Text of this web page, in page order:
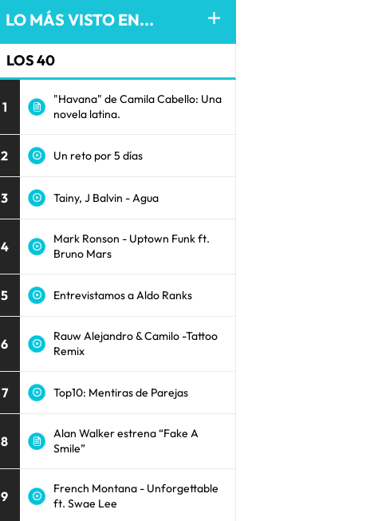
LO MÁS VISTO EN...
LOS 40
1
"Havana" de Camila Cabello: Una
novela latina.
2 Un reto por 5 días
3 Tainy, J Balvin - Agua
4
Mark Ronson - Uptown Funk ft.
Bruno Mars
5 Entrevistamos a Aldo Ranks
6
Rauw Alejandro & Camilo -Tattoo
Remix
7 Top10: Mentiras de Parejas
8
Alan Walker estrena “Fake A
Smile”
9
French Montana - Unforgettable
ft. Swae Lee